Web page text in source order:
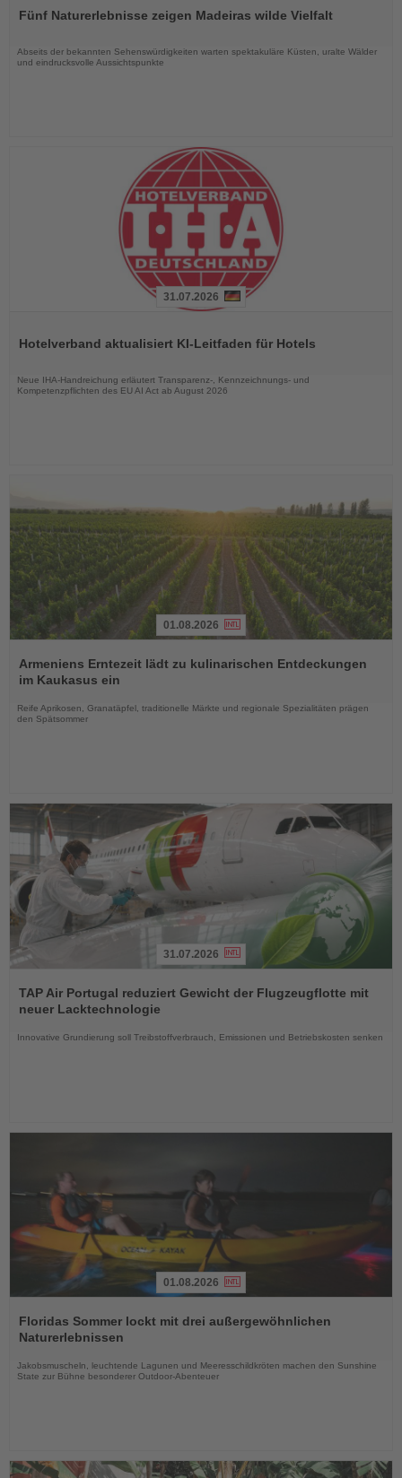
dieFünf Naturerlebnisse zeigen Madeiras wilde Vielfalt
Abseits der bekannten Sehenswürdigkeiten warten spektakuläre Küsten, uralte Wälder
und eindrucksvolle Aussichtspunkte
die
31.07.2026
Hotelverband aktualisiert KI-Leitfaden für Hotels
Neue IHA-Handreichung erläutert Transparenz-, Kennzeichnungs- und
Kompetenzpflichten des EU AI Act ab August 2026
Sie
die
01.08.2026
Armeniens Erntezeit lädt zu kulinarischen Entdeckungen
im Kaukasus ein
Reife Aprikosen, Granatäpfel, traditionelle Märkte und regionale Spezialitäten prägen
den Spätsommer
Sie
die
31.07.2026
TAP Air Portugal reduziert Gewicht der Flugzeugflotte mit
neuer Lacktechnologie
Innovative Grundierung soll Treibstoffverbrauch, Emissionen und Betriebskosten senken
Sie
die
01.08.2026
Floridas Sommer lockt mit drei außergewöhnlichen
Naturerlebnissen
Jakobsmuscheln, leuchtende Lagunen und Meeresschildkröten machen den Sunshine
State zur Bühne besonderer Outdoor-Abenteuer